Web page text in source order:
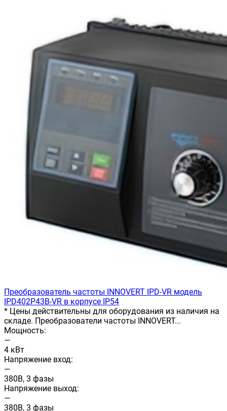
Преобразователь частоты INNOVERT IРD-VR модель
IPD402P43B-VR в корпусе IP54
* Цены действительны для оборудования из наличия на
складе. Преобразователи частоты INNOVERT...
Мощность:
—
4 кВт
Напряжение вход:
—
380В, 3 фазы
Напряжение выход:
—
380В, 3 фазы